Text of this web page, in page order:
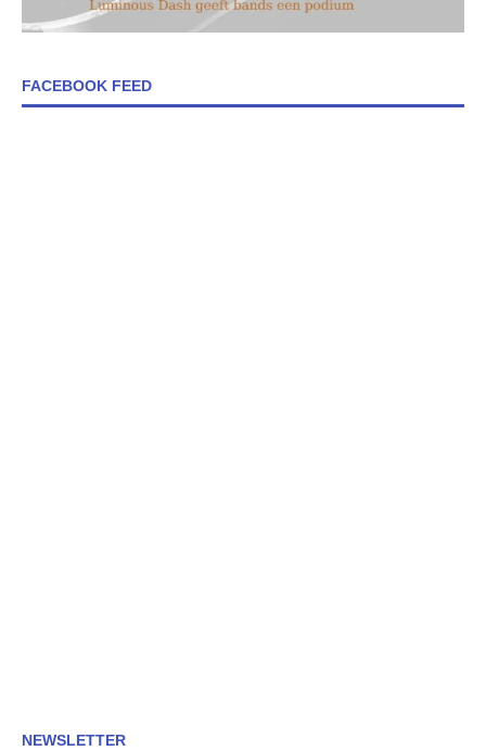
FACEBOOK FEED
NEWSLETTER